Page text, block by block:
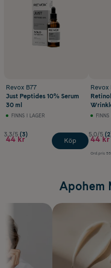
Revox B77
Just Peptides 10% Serum
30 ml
FINNS I LAGER
3.3/5 (3)
44 kr Köp
Revox
FINNS
5.0/5
44 kr
Ord.pris
Apohem